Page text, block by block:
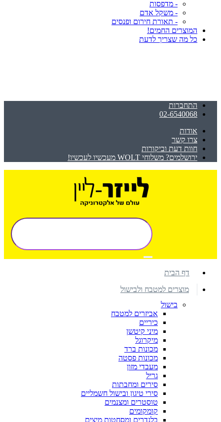
- מדפסות
- משקל אדם
- תאורת חירום ופנסים
המוצרים החמים!
כל מה שצריך לדעת
התחברות
02-6540068
אודות
צרו קשר
חוות דעת וביקורות
ירושלמים? משלוחי WOLT מעכשיו לעכשיו!
דף הבית
מוצרים למטבח ולבישול
בישול
אביזרים למטבח
כיריים
מיני קיטשן
מיקרוגל
מכונות ברד
מכונות פסטה
מעבדי מזון
גריל
סירים ומחבתות
סירי טיגון ובישול חשמליים
טוסטרים ומצנמים
קומקומים
בלנדרים ומסחטות מיצים